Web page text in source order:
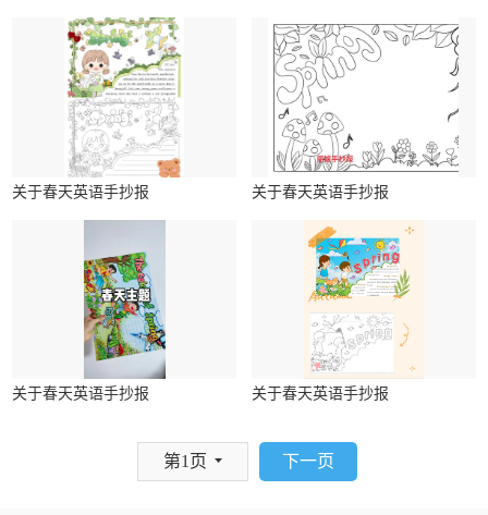
关于春天英语手抄报 关于春天英语手抄报
关于春天英语手抄报 关于春天英语手抄报
第1页 下一页